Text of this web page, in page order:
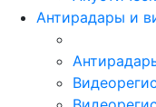
Антирадары и